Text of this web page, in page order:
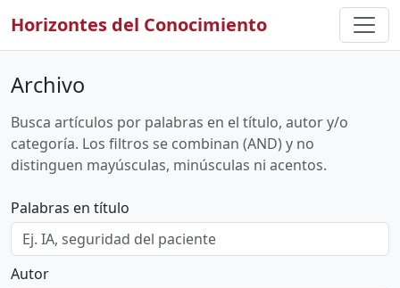
Horizontes del Conocimiento
Archivo
Busca artículos por palabras en el título, autor y/o
categoría. Los filtros se combinan (AND) y no
distinguen mayúsculas, minúsculas ni acentos.
Palabras en título
Autor